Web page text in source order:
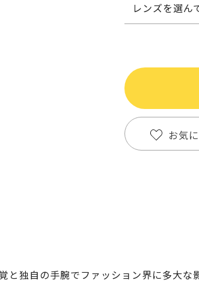
レンズを選ん
お気
と独自の手腕でファッション界に多大